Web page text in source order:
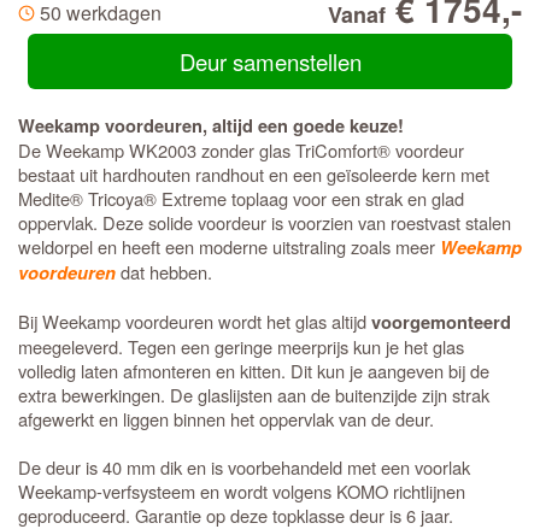
50 werkdagen Vanaf
Deur samenstellen
Weekamp voordeuren, altijd een goede keuze!
De Weekamp WK2003 zonder glas TriComfort® voordeur
bestaat uit hardhouten randhout en een geïsoleerde kern met
Medite® Tricoya® Extreme toplaag voor een strak en glad
oppervlak. Deze solide voordeur is voorzien van roestvast stalen
weldorpel en heeft een moderne uitstraling zoals meer Weekamp
voordeurendat hebben.
Bij Weekamp voordeuren wordt het glas altijdvoorgemonteerd
meegeleverd. Tegen een geringe meerprijs kun je het glas
volledig laten afmonteren en kitten. Dit kun je aangeven bij de
extra bewerkingen. De glaslijsten aan de buitenzijde zijn strak
afgewerkt en liggen binnen het oppervlak van de deur.
De deur is 40 mm dik en is voorbehandeld met een voorlak
Weekamp-verfsysteem en wordt volgens KOMO richtlijnen
geproduceerd. Garantie op deze topklasse deur is 6 jaar.